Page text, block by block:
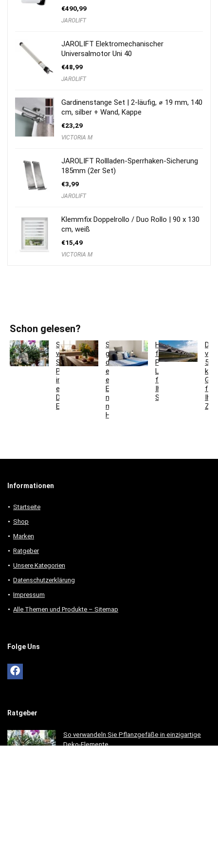
€490,99
JAROLIFT
JAROLIFT Elektromechanischer
Universalmotor Uni 40
€48,99
JAROLIFT
Gardinenstange Set | 2-läufig, ⌀ 19 mm, 140
cm, silber + Wand, Kappe
€23,29
VICTORIA M
JAROLIFT Rollladen-Sperrhaken-Sicherung
185mm (2er Set)
€3,99
JAROLIFT
Klemmfix Doppelrollo / Duo Rollo | 90 x 130
cm, weiß
€15,49
VICTORIA M
Schon gelesen?
So
verwandeln
Sie
Pflanzgefäße
in
einzigartige
Deko-
Elemente
So
gestaltest
du
ein
einladendes
Esszimmer
mit
modernen
Holzmöbeln
Hotelbettwäsche
für
Privatkunden:
Luxus
für
Ihr
Schlafzimmer
5
für
Ihr
Informationen
Startseite
Shop
Marken
Ratgeber
Unsere Kategorien
Datenschutzerklärung
Impressum
Alle Themen und Produkte – Sitemap
Folge Uns
Ratgeber
So verwandeln Sie Pflanzgefäße in einzigartige
Deko-Elemente